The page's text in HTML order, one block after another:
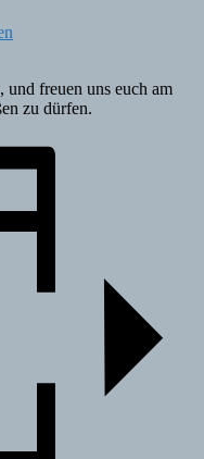
und freuen uns euch am
zu dürfen.